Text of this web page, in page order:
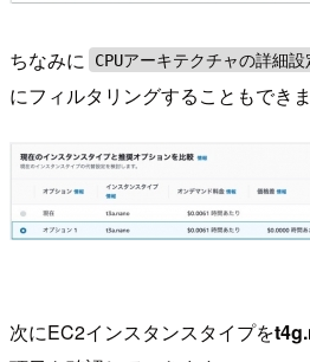
ちなみに CPUアーキテクチャの詳細設
にフィルタリングすることもできま
次にEC2インスタンスタイプを